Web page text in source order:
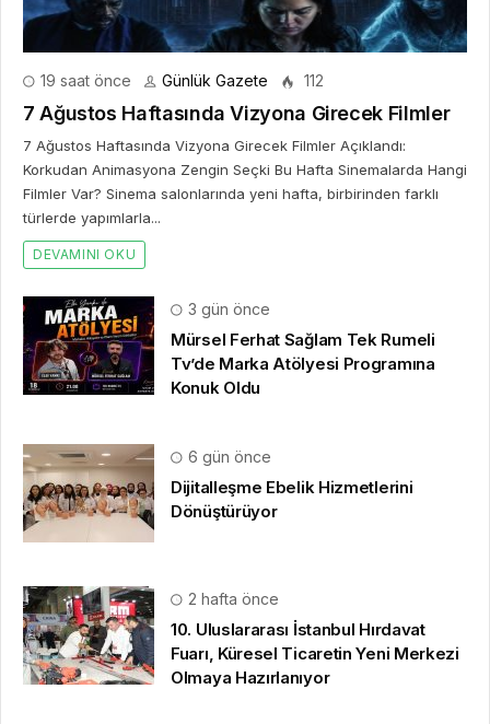
19 saat önce Günlük Gazete 112
7 Ağustos Haftasında Vizyona Girecek Filmler
7 Ağustos Haftasında Vizyona Girecek Filmler Açıklandı:
Korkudan Animasyona Zengin Seçki Bu Hafta Sinemalarda Hangi
Filmler Var? Sinema salonlarında yeni hafta, birbirinden farklı
türlerde yapımlarla...
DEVAMINI OKU
3 gün önce
Mürsel Ferhat Sağlam Tek Rumeli
Tv’de Marka Atölyesi Programına
Konuk Oldu
6 gün önce
Dijitalleşme Ebelik Hizmetlerini
Dönüştürüyor
2 hafta önce
10. Uluslararası İstanbul Hırdavat
Fuarı, Küresel Ticaretin Yeni Merkezi
Olmaya Hazırlanıyor